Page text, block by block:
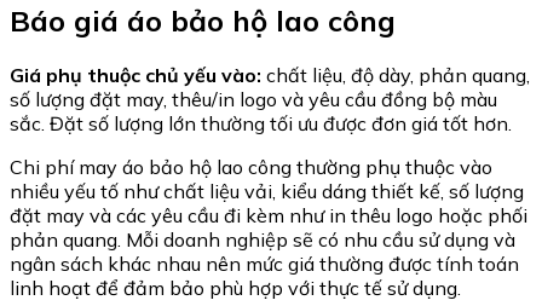
Báo giá áo bảo hộ lao công
Giá phụ thuộc chủ yếu vào: chất liệu, độ dày, phản quang,
số lượng đặt may, thêu/in logo và yêu cầu đồng bộ màu
sắc. Đặt số lượng lớn thường tối ưu được đơn giá tốt hơn.
Chi phí may áo bảo hộ lao công thường phụ thuộc vào
nhiều yếu tố như chất liệu vải, kiểu dáng thiết kế, số lượng
đặt may và các yêu cầu đi kèm như in thêu logo hoặc phối
phản quang. Mỗi doanh nghiệp sẽ có nhu cầu sử dụng và
ngân sách khác nhau nên mức giá thường được tính toán
linh hoạt để đảm bảo phù hợp với thực tế sử dụng.